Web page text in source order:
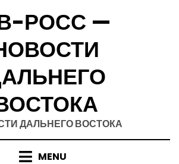
РОСС —
ДАЛЬНЕГО ВОСТОКА
MENU